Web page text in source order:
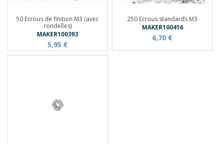
50 Ecrous de finition M3 (avec
rondelles)
MAKER100393
5,95 €
250 Ecrous standards M3
MAKER100416
6,70 €